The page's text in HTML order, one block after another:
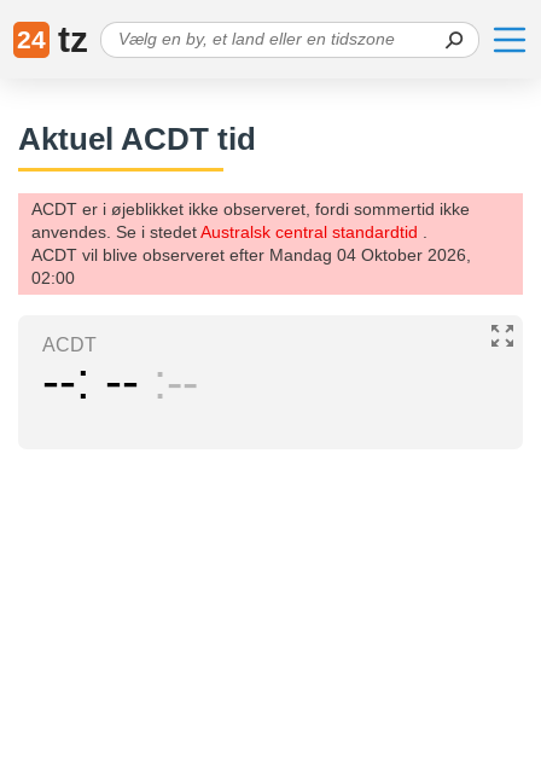
24 tz
Aktuel ACDT tid
ACDT er i øjeblikket ikke observeret, fordi sommertid ikke
anvendes. Se i stedetAustralsk central standardtid
ACDT vil blive observeret efter Mandag 04 Oktober 2026,
02:00
ACDT
-- -- --